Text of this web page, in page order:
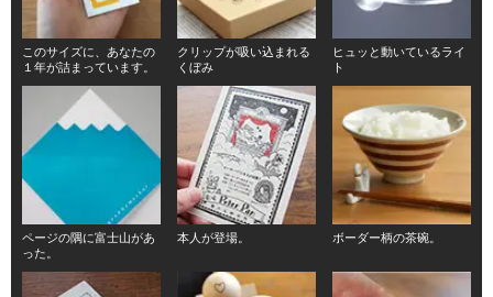
このサイズに、あなたの
１年が詰まっています。
クリップが吸い込まれる
くぼみ
ヒュッと動いているライ
ト
ページの隅に富士山があ
った。
本人が登場。 ボーダー柄の茶碗。